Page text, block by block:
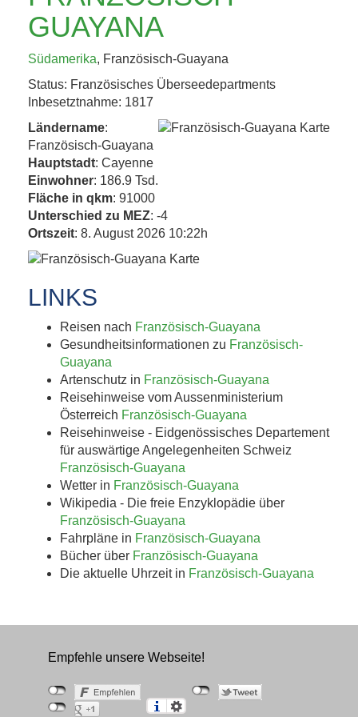
KAFFEEHAUSKULTUR,
K.U.K.-ERBE UND
TRÜFFEL 4. BIS 8....
GUAYANA
Südamerika, Französisch-Guayana
Status: Französisches Überseedepartments
Inbesetztnahme: 1817
Ländername:
Französisch-Guayana
Hauptstadt: Cayenne
Einwohner: 186.9 Tsd.
Fläche in qkm: 91000
Unterschied zu MEZ: -4
Ortszeit: 8. August 2026 10:22h
LINKS
Reisen nach Französisch-Guayana
Gesundheitsinformationen zu Französisch-
Guayana
Artenschutz in Französisch-Guayana
Reisehinweise vom Aussenministerium
Österreich Französisch-Guayana
Reisehinweise - Eidgenössisches Departement
für auswärtige Angelegenheiten Schweiz
Französisch-Guayana
Wetter in Französisch-Guayana
Wikipedia - Die freie Enzyklopädie über
Französisch-Guayana
Fahrpläne in Französisch-Guayana
Bücher über Französisch-Guayana
Die aktuelle Uhrzeit in Französisch-Guayana
Empfehle unsere Webseite!